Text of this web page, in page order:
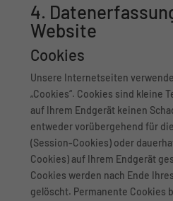
4.
Website
Cookies
Unsere Internetseiten
„Cookies“. Cookies sind kleine
auf Ihrem Endgerät keinen
entweder vorübergehend für
(Session-Cookies) oder
Cookies) auf Ihrem Endgerät
Cookies werden nach Ende
gelöscht. Permanente Cookies